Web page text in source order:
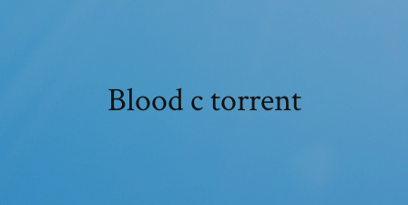
Blood c torrent